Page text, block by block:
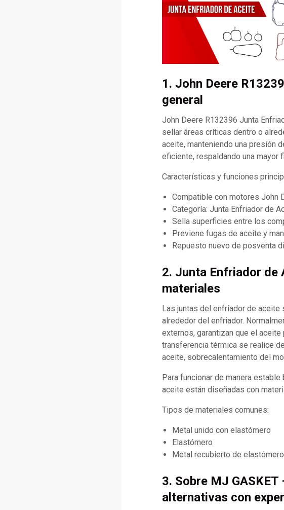
1. John Deere
general
John Deere R132396 Junta
sellar áreas críticas dentro o
aceite, manteniendo una presión
eficiente, respaldando una mayor
Características y funciones
Compatible con motores John
Categoría: Junta Enfriador de
Sella superficies entre los
Previene fugas de aceite y
Repuesto nuevo de posventa
2. Junta Enfriador de
materiales
Las juntas del enfriador de
alrededor del enfriador.
externos, garantizan que el
transferencia térmica se realice
aceite, sobrecalentamiento del
Para funcionar de manera
aceite están diseñadas con
Tipos de materiales comunes:
Metal unido con elastómero
Elastómero
Metal recubierto de
3. Sobre MJ
alternativas con